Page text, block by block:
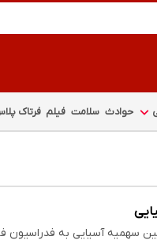
حوادث سلامت فیلم فرتاک
سهمیه‌ آسیایی به فدراسیون